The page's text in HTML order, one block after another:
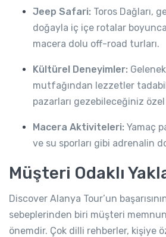
Jeep Safari: Toros Dağları,
doğayla iç içe rotalar
macera dolu off-road turları.
Kültürel Deneyimler:
mutfağından lezzetler
pazarları gezebileceğiniz
Macera Aktiviteleri: Yamaç
ve su sporları gibi adrenalin
Müşteri Odaklı
Discover Alanya Tour’un
sebeplerinden biri müşteri
önemdir. Çok dilli rehberler, kişiye